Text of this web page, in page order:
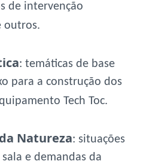
de intervenção
outros.
: temáticas de base
para a construção dos
Tech Toc.
Natureza: situações
e demandas da